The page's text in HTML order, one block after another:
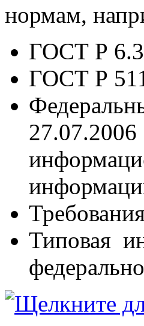
нормам,
ГОСТ Р
ГОСТ Р
Типовая